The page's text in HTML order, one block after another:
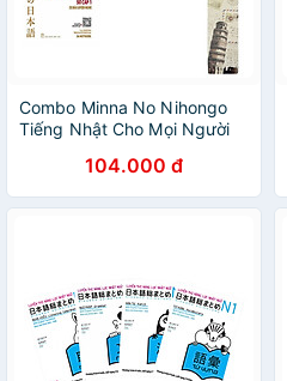
Combo Minna No Nihongo
Tiếng Nhật Cho Mọi Người
Trình Độ Sơ Cấp + 25 Bài
Luyện Nghe (Bộ Sách Nâng
Cao Kỹ Năng Nghe Và Đọc
Tặng Kèm Bookmark Green
Life)
104.000 đ